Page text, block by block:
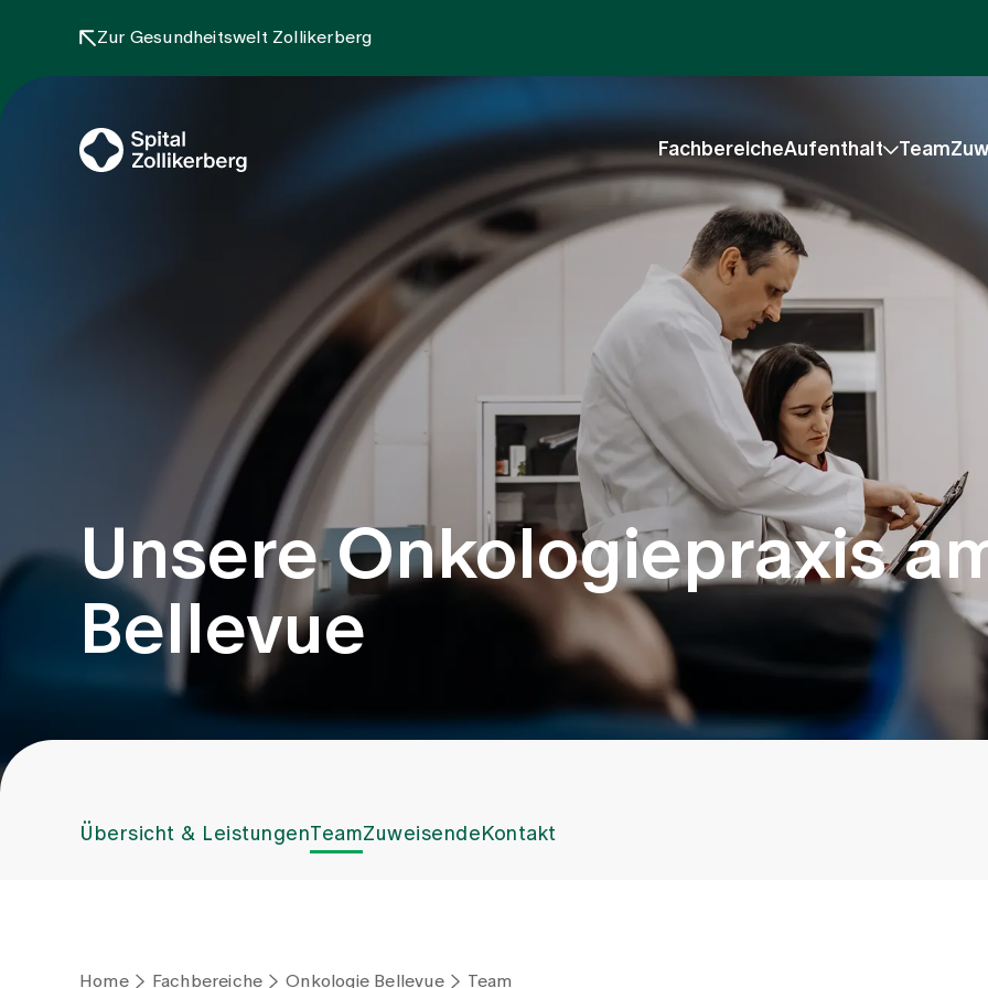
Zur Gesundheitswelt Zollikerberg
FachbereicheAufenthalt Team
Unsere Onkologiepraxis
Bellevue
Übersicht & LeistungenTeamZuweisende Kontakt
Home Fachbereiche Onkologie Bellevue Team